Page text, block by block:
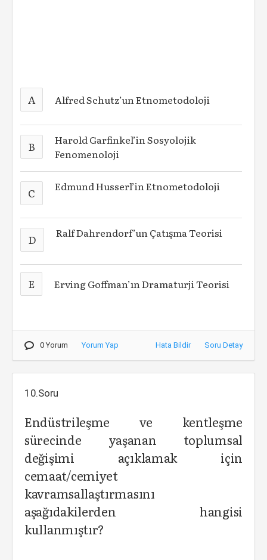
A Alfred Schutz’un Etnometodoloji
B
Harold Garfinkel’in Sosyolojik
Fenomenoloji
C Edmund Husserl’in Etnometodoloji
D Ralf Dahrendorf’un Çatışma Teorisi
E Erving Goffman’ın Dramaturji Teorisi
0 Yorum Yorum Yap Hata Bildir Soru Detay
10.Soru
Endüstrileşme ve kentleşme
sürecinde yaşanan toplumsal
değişimi açıklamak için
cemaat/cemiyet
kavramsallaştırmasını
aşağıdakilerden hangisi
kullanmıştır?